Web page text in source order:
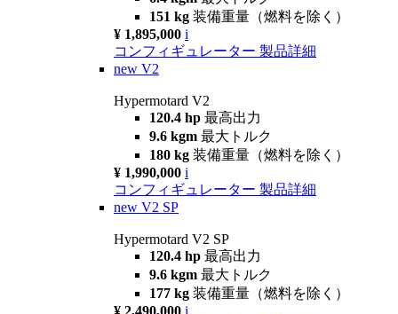
151 kg 装備重量（燃料を除く）
¥ 1,895,000 i
コンフィギュレーター 製品詳細
new V2
Hypermotard V2
120.4 hp 最高出力
9.6 kgm 最大トルク
180 kg 装備重量（燃料を除く）
¥ 1,990,000 i
コンフィギュレーター 製品詳細
new V2 SP
Hypermotard V2 SP
120.4 hp 最高出力
9.6 kgm 最大トルク
177 kg 装備重量（燃料を除く）
¥ 2,490,000 i